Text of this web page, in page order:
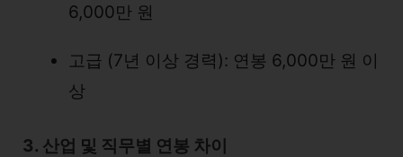
6,000만 원
고급 (7년 이상 경력): 연봉 6,000만 원 이
상
3. 산업 및 직무별 연봉 차이